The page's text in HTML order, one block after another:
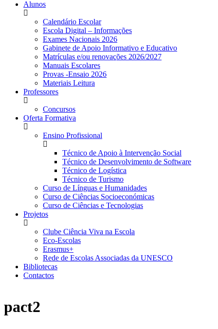
Alunos
Calendário Escolar
Escola Digital – Informações
Exames Nacionais 2026
Gabinete de Apoio Informativo e Educativo
Matrículas e/ou renovações 2026/2027
Manuais Escolares
Provas -Ensaio 2026
Materiais Leitura
Professores
Concursos
Oferta Formativa
Ensino Profissional
Técnico de Apoio à Intervenção Social
Técnico de Desenvolvimento de Software
Técnico de Logística
Técnico de Turismo
Curso de Línguas e Humanidades
Curso de Ciências Socioeconómicas
Curso de Ciências e Tecnologias
Projetos
Clube Ciência Viva na Escola
Eco-Escolas
Erasmus+
Rede de Escolas Associadas da UNESCO
Bibliotecas
Contactos
pact2